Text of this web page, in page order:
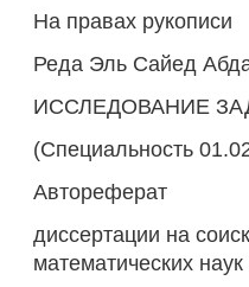
На правах рукописи
Реда Эль Сайед
ИССЛЕДОВАНИЕ
(Специальность
Автореферат
диссертации на
математических наук